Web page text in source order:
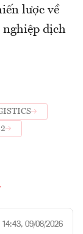
lược về
nghiệp dịch
14:43, 09/08/2026